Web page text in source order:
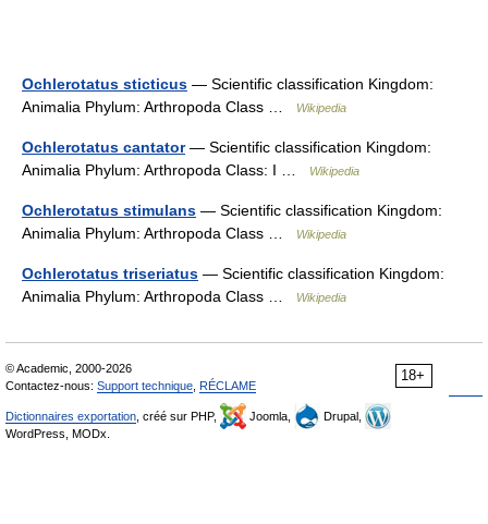
Ochlerotatus sticticus — Scientific classification Kingdom:
Animalia Phylum: Arthropoda Class …
Wikipedia
Ochlerotatus cantator— Scientific classification Kingdom:
Animalia Phylum: Arthropoda Class: I …
Wikipedia
Ochlerotatus stimulans — Scientific classification Kingdom:
Animalia Phylum: Arthropoda Class …
Wikipedia
Ochlerotatus triseriatus — Scientific classification Kingdom:
Animalia Phylum: Arthropoda Class …
Wikipedia
18+
© Academic, 2000-2026
Contactez-nous: Support technique RÉCLAME
Dictionnaires exportation , créé sur PHP, Joomla,
Drupal,
WordPress, MODx.